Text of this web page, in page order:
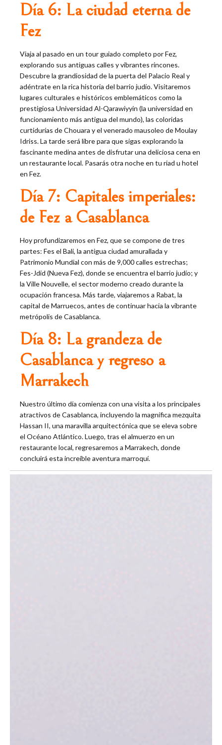
Día 6: La ciudad eterna de
Fez
Viaja al pasado en un tour guiado completo por Fez,
explorando sus antiguas calles y vibrantes rincones.
Descubre la grandiosidad de la puerta del Palacio Real y
adéntrate en la rica historia del barrio judío. Visitaremos
lugares culturales e históricos emblemáticos como la
prestigiosa Universidad Al-Qarawiyyin (la universidad en
funcionamiento más antigua del mundo), las coloridas
curtidurías de Chouara y el venerado mausoleo de Moulay
Idriss. La tarde será libre para que sigas explorando la
fascinante medina antes de disfrutar una deliciosa cena en
un restaurante local. Pasarás otra noche en tu riad u hotel
en Fez.
Día 7: Capitales imperiales:
de Fez a Casablanca
Hoy profundizaremos en Fez, que se compone de tres
partes: Fes el Bali, la antigua ciudad amurallada y
Patrimonio Mundial con más de 9,000 calles estrechas;
Fes-Jdid (Nueva Fez), donde se encuentra el barrio judío; y
la Ville Nouvelle, el sector moderno creado durante la
ocupación francesa. Más tarde, viajaremos a Rabat, la
capital de Marruecos, antes de continuar hacia la vibrante
metrópolis de Casablanca.
Día 8: La grandeza de
Casablanca y regreso a
Marrakech
Nuestro último día comienza con una visita a los principales
atractivos de Casablanca, incluyendo la magnífica mezquita
Hassan II, una maravilla arquitectónica que se eleva sobre
el Océano Atlántico. Luego, tras el almuerzo en un
restaurante local, regresaremos a Marrakech, donde
concluirá esta increíble aventura marroquí.